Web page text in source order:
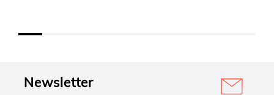
Newsletter